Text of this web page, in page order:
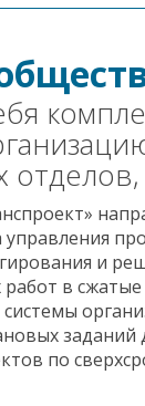
и
в
по